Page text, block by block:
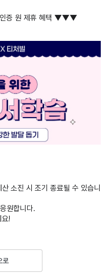
증 원 제휴 혜택 ▼▼▼
소진 시 조기 종료될 수 있습니
원합니다.
!
로